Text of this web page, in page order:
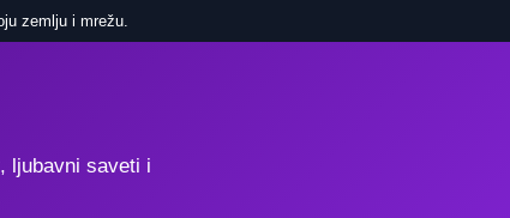
zemlju i mrežu.
ljubavni saveti i